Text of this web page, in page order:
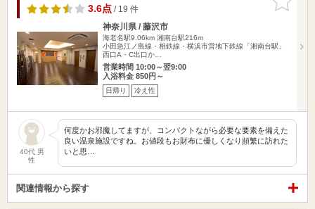
りに追加
3.6点/ 19 件
神奈川県 / 藤沢市
海老名駅9.06km 湘南台駅216m
小田急江ノ島線・相鉄線・横浜市営地下鉄線「湘南台駅」
西口A・C出口か…
営業時間 10:00～翌9:00
入浴料金 850円～
日帰り 冷え性
40代 男
性
何度かお邪魔してますが、コンパクトながら必要な要素を備えた
良い温泉施設ですね。お値段もお財布に優しくなり頻繁に訪れた
いと思…
関連情報から探す